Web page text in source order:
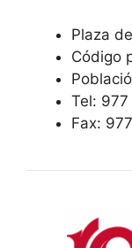
Plaza
Código
Tel:
Fax: